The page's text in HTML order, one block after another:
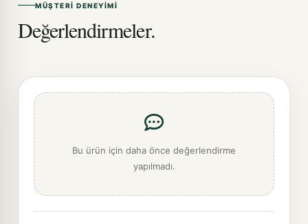
MÜŞTERI DENEYIMI
Değerlendirmeler.
Bu ürün için daha önce değerlendirme
yapılmadı.